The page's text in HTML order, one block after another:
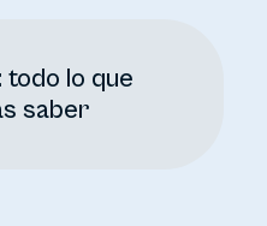
todo lo que
saber